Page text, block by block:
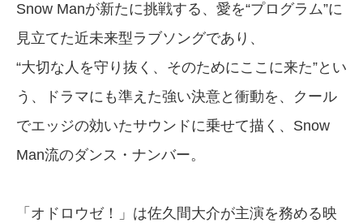
Snow Manが新たに挑戦する、愛を“プログラム”に
見立てた近未来型ラブソングであり、
“大切な人を守り抜く、そのためにここに来た”とい
う、ドラマにも準えた強い決意と衝動を、クール
でエッジの効いたサウンドに乗せて描く、Snow
Man流のダンス・ナンバー。
「オドロウゼ！」は佐久間大介が主演を務める映